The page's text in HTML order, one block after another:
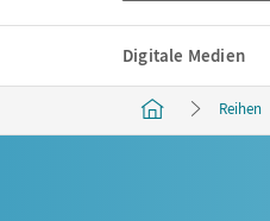
Digitale Medien
Reihen